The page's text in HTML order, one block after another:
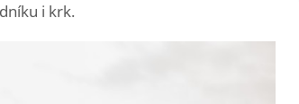
i krk.